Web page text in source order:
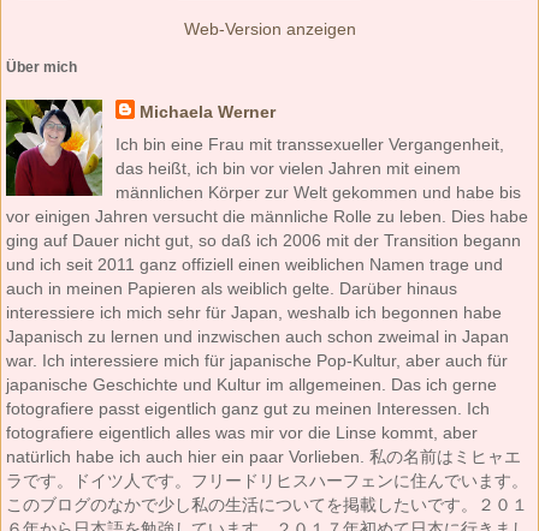
Web-Version anzeigen
Über mich
Michaela Werner
Ich bin eine Frau mit transsexueller Vergangenheit,
das heißt, ich bin vor vielen Jahren mit einem
männlichen Körper zur Welt gekommen und habe bis
vor einigen Jahren versucht die männliche Rolle zu leben. Dies habe
ging auf Dauer nicht gut, so daß ich 2006 mit der Transition begann
und ich seit 2011 ganz offiziell einen weiblichen Namen trage und
auch in meinen Papieren als weiblich gelte. Darüber hinaus
interessiere ich mich sehr für Japan, weshalb ich begonnen habe
Japanisch zu lernen und inzwischen auch schon zweimal in Japan
war. Ich interessiere mich für japanische Pop-Kultur, aber auch für
japanische Geschichte und Kultur im allgemeinen. Das ich gerne
fotografiere passt eigentlich ganz gut zu meinen Interessen. Ich
fotografiere eigentlich alles was mir vor die Linse kommt, aber
natürlich habe ich auch hier ein paar Vorlieben. 私の名前はミヒャエ
ラです。ドイツ人です。フリードリヒスハーフェンに住んでいます。
このブログのなかで少し私の生活についてを掲載したいです。２０１